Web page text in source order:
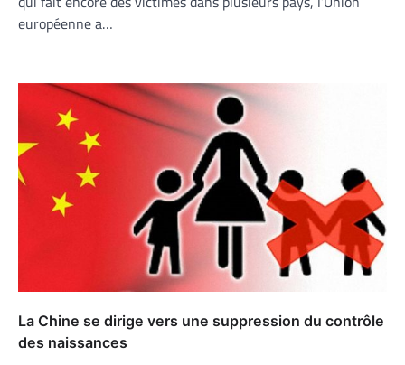
européenne a…
La Chine se dirige vers une suppression du contrôle
des naissances